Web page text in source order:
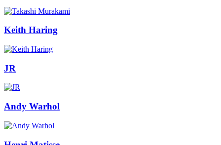
Keith Haring
JR
Andy Warhol